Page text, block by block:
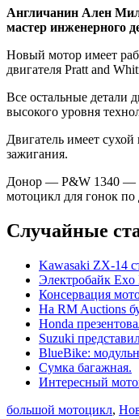
Англичанин Ален
мастер инженерного
Новый мотор имеет
двигателя Pratt and
Все остальные детали
высокого уровня
Двигатель имеет
зажигания.
Донор — P&W 1340 —
мотоцикл для гонок
Случайные
Kawasaki ZX-14
Электробайк
Консервация
На RM Auctions
Honda
Suzuki
BlueBike:
Сумка багажная.
Интересный
большой мотоцикл,